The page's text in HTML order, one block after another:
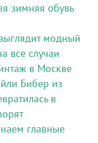
зимняя обувь
модный
все случаи
в Москве
Бибер из
в
главные